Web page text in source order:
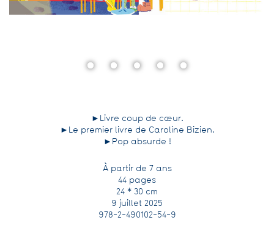
►Livre coup de cœur.
►Le premier livre de Caroline Bizien.
►Pop absurde !
À partir de 7 ans
44 pages
24 * 30 cm
9 juillet 2025
978-2-490102-54-9